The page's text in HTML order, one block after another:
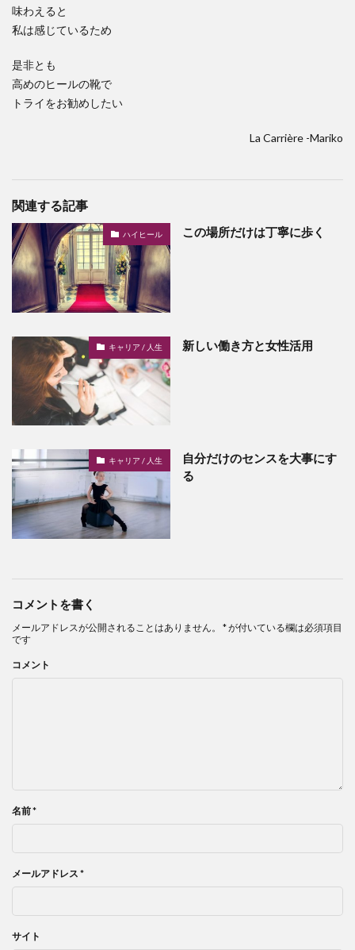
味わえると
私は感じているため
是非とも
高めのヒールの靴で
トライをお勧めしたい
La Carrière -Mariko
関連する記事
ハイヒール この場所だけは丁寧に歩く
キャリア / 人生 新しい働き方と女性活用
キャリア / 人生
自分だけのセンスを大事にす
る
コメントを書く
メールアドレスが公開されることはありません。 *が付いている欄は必須項目
です
コメント
名前*
メールアドレス *
サイト